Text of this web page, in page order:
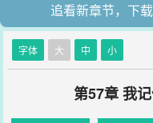
追看新章节，下
字体 大 中 小
第57章 我